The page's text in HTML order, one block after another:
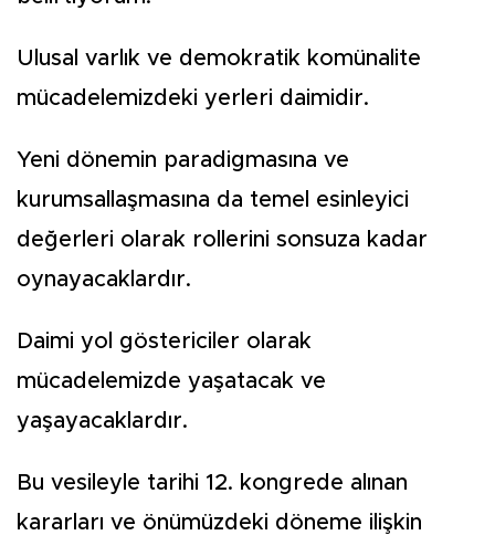
Ulusal varlık ve demokratik komünalite
mücadelemizdeki yerleri daimidir.
Yeni dönemin paradigmasına ve
kurumsallaşmasına da temel esinleyici
değerleri olarak rollerini sonsuza kadar
oynayacaklardır.
Daimi yol göstericiler olarak
mücadelemizde yaşatacak ve
yaşayacaklardır.
Bu vesileyle tarihi 12. kongrede alınan
kararları ve önümüzdeki döneme ilişkin